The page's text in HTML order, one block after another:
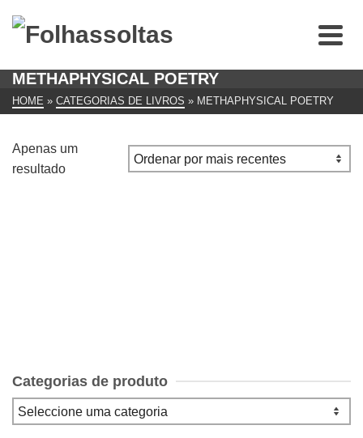
METHAPHYSICAL POETRY
HOME » CATEGORIAS DE LIVROS » METHAPHYSICAL POETRY
Apenas um
resultado
Categorias de produto